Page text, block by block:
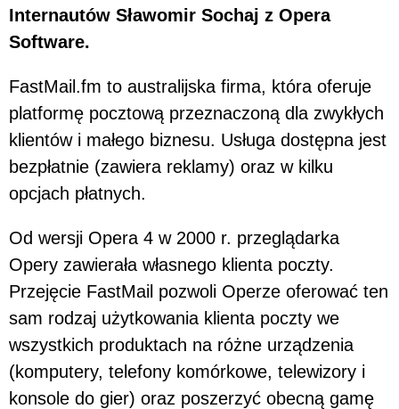
Internautów Sławomir Sochaj z Opera
Software.
FastMail.fm to australijska firma, która oferuje
platformę pocztową przeznaczoną dla zwykłych
klientów i małego biznesu. Usługa dostępna jest
bezpłatnie (zawiera reklamy) oraz w kilku
opcjach płatnych.
Od wersji Opera 4 w 2000 r. przeglądarka
Opery zawierała własnego klienta poczty.
Przejęcie FastMail pozwoli Operze oferować ten
sam rodzaj użytkowania klienta poczty we
wszystkich produktach na różne urządzenia
(komputery, telefony komórkowe, telewizory i
konsole do gier) oraz poszerzyć obecną gamę